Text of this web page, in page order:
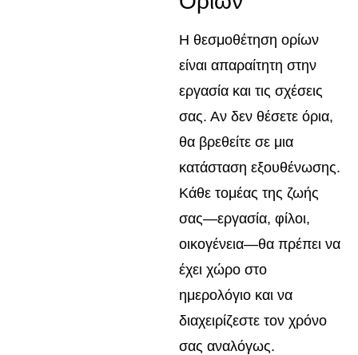
Η θεσμοθέτηση ορίων
είναι απαραίτητη στην
εργασία και τις σχέσεις
σας. Αν δεν θέσετε όρια,
θα βρεθείτε σε μια
κατάσταση εξουθένωσης.
Κάθε τομέας της ζωής
σας—εργασία, φίλοι,
οικογένεια—θα πρέπει να
έχει χώρο στο
ημερολόγιο και να
διαχειρίζεστε τον χρόνο
σας αναλόγως.